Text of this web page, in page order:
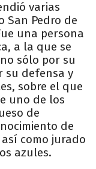
varias
San Pedro de
una persona
a la que se
sólo por su
su defensa y
sobre el que
uno de los
de
de
como jurado
azules.